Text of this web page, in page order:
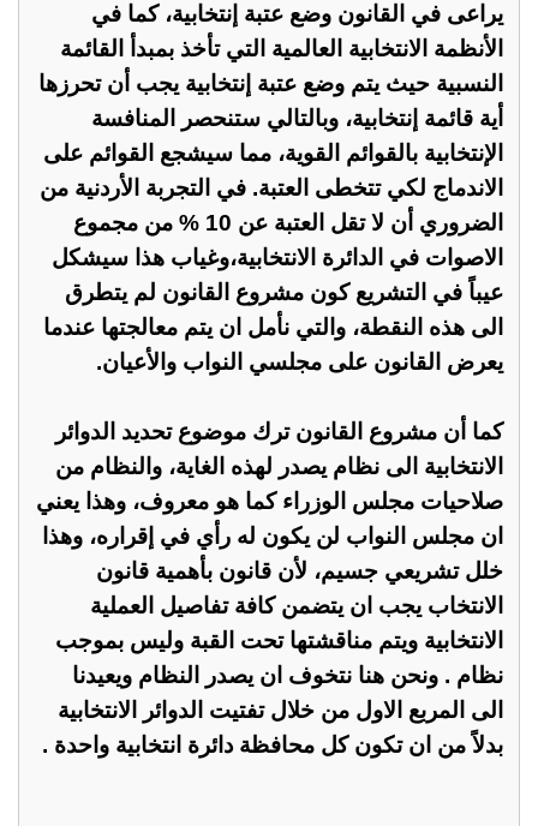
يراعى في القانون وضع عتبة إنتخابية، كما في
الأنظمة الانتخابية العالمية التي تأخذ بمبدأ القائمة
النسبية حيث يتم وضع عتبة إنتخابية يجب أن تحرزها
أية قائمة إنتخابية، وبالتالي ستنحصر المنافسة
الإنتخابية بالقوائم القوية، مما سيشجع القوائم على
الاندماج لكي تتخطى العتبة. في التجربة الأردنية من
الضروري أن لا تقل العتبة عن 10 % من مجموع
الاصوات في الدائرة الانتخابية،وغياب هذا سيشكل
عيباً في التشريع كون مشروع القانون لم يتطرق
الى هذه النقطة، والتي نأمل ان يتم معالجتها عندما
يعرض القانون على مجلسي النواب والأعيان.
كما أن مشروع القانون ترك موضوع تحديد الدوائر
الانتخابية الى نظام يصدر لهذه الغاية، والنظام من
صلاحيات مجلس الوزراء كما هو معروف، وهذا يعني
ان مجلس النواب لن يكون له رأي في إقراره، وهذا
خلل تشريعي جسيم، لأن قانون بأهمية قانون
الانتخاب يجب ان يتضمن كافة تفاصيل العملية
الانتخابية ويتم مناقشتها تحت القبة وليس بموجب
نظام . ونحن هنا نتخوف ان يصدر النظام ويعيدنا
الى المربع الاول من خلال تفتيت الدوائر الانتخابية
بدلاً من ان تكون كل محاف‍ظة دائرة انتخابية واحدة .